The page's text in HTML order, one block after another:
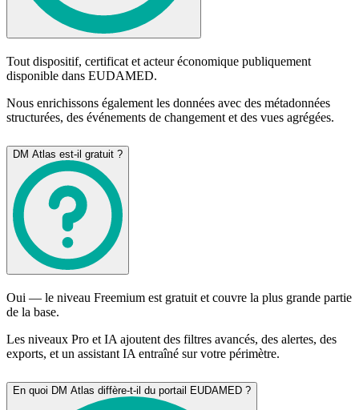
Tout dispositif, certificat et acteur économique publiquement
disponible dans EUDAMED.
Nous enrichissons également les données avec des métadonnées
structurées, des événements de changement et des vues agrégées.
DM Atlas est-il gratuit ?
Oui — le niveau Freemium est gratuit et couvre la plus grande partie
de la base.
Les niveaux Pro et IA ajoutent des filtres avancés, des alertes, des
exports, et un assistant IA entraîné sur votre périmètre.
En quoi DM Atlas diffère-t-il du portail EUDAMED ?